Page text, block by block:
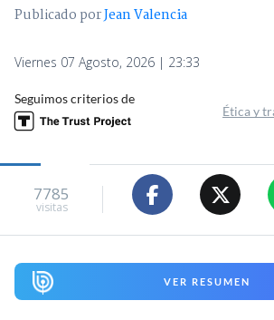
Publicado porJean Valencia
Viernes 07 Agosto, 2026 | 23:33
Seguimos criterios de
Ética y
7785
visitas
VER RESUMEN